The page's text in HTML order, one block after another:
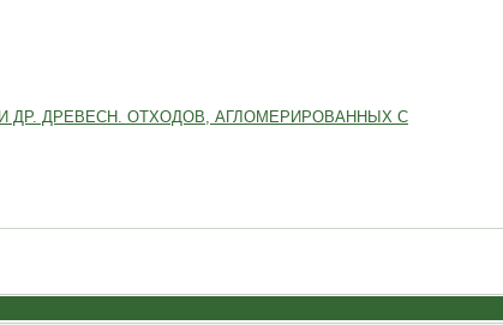
ДР. ДРЕВЕСН. ОТХОДОВ, АГЛОМЕРИРОВАННЫХ С